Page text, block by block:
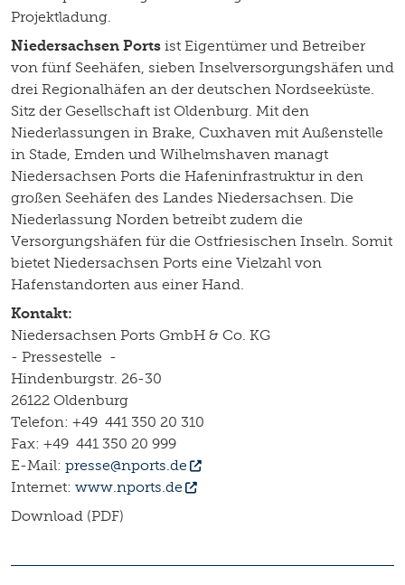
Projektladung.
Niedersachsen Ports ist Eigentümer und Betreiber
von fünf Seehäfen, sieben Inselversorgungshäfen und
drei Regionalhäfen an der deutschen Nordseeküste.
Sitz der Gesellschaft ist Oldenburg. Mit den
Niederlassungen in Brake, Cuxhaven mit Außenstelle
in Stade, Emden und Wilhelmshaven managt
Niedersachsen Ports die Hafeninfrastruktur in den
großen Seehäfen des Landes Niedersachsen. Die
Niederlassung Norden betreibt zudem die
Versorgungshäfen für die Ostfriesischen Inseln. Somit
bietet Niedersachsen Ports eine Vielzahl von
Hafenstandorten aus einer Hand.
Kontakt:
Niedersachsen Ports GmbH & Co. KG
- Pressestelle -
Hindenburgstr. 26-30
26122 Oldenburg
Telefon: +49 441 350 20 310
Fax: +49 441 350 20 999
E-Mail: presse@nports.de
Internet: www.nports.de
Download (PDF)